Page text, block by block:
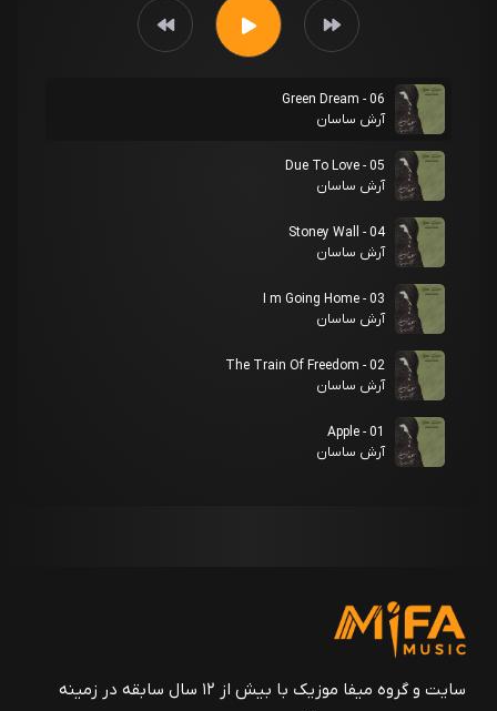
06 - Green Dream
آرش ساسان
05 - Due To Love
آرش ساسان
04 - Stoney Wall
آرش ساسان
03 - I m Going Home
آرش ساسان
02 - The Train Of Freedom
آرش ساسان
01 - Apple
آرش ساسان
سایت و گروه میفا موزیک با بیش از ۱۲ سال سابقه در زمینه